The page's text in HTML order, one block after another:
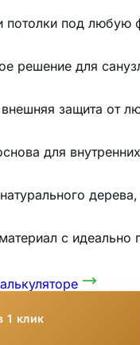
потолки под любую
решение для
защита от
для
натурального
с
1 клик